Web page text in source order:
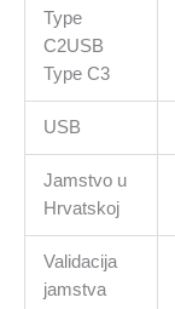
Type
C2USB
Type C3
USB
Jamstvo u
Hrvatskoj
Validacija
jamstva